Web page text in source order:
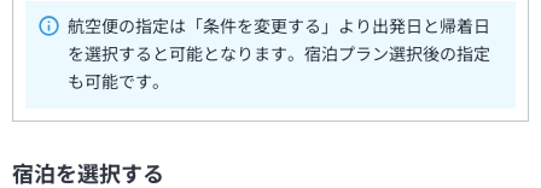
航空便の指定は「条件を変更する」より出発日と帰着日
を選択すると可能となります。宿泊プラン選択後の指定
も可能です。
宿泊を選択する